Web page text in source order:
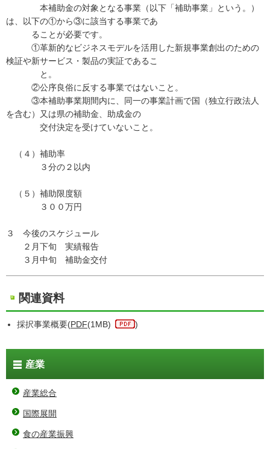
本補助金の対象となる事業（以下「補助事業」という。）
は、以下の①から③に該当する事業であ
ることが必要です。
①革新的なビジネスモデルを活用した新規事業創出のための
検証や新サービス・製品の実証であるこ
と。
②公序良俗に反する事業ではないこと。
③本補助事業期間内に、同一の事業計画で国（独立行政法人
を含む）又は県の補助金、助成金の
交付決定を受けていないこと。
（４）補助率
３分の２以内
（５）補助限度額
３００万円
３ 今後のスケジュール
２月下旬 実績報告
３月中旬 補助金交付
関連資料
採択事業概要(PDF(1MB) )
産業
産業総合
国際展開
食の産業振興